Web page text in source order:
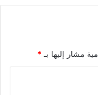
مشار إليها بـ *